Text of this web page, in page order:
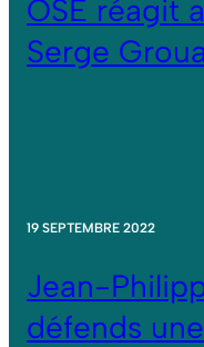
OSE réagit
Serge
19 SEPTEMBRE 2022
Jean-
défends